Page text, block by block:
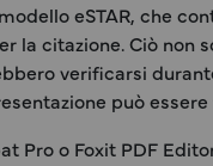
eSTAR, che
la citazione. Ciò
verificarsi
può
Pro o Foxit PDF